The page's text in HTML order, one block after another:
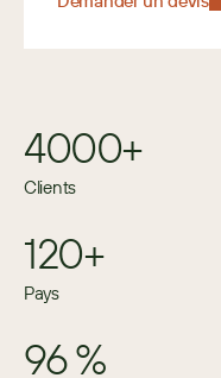
4000+
Clients
120+
Pays
96 %